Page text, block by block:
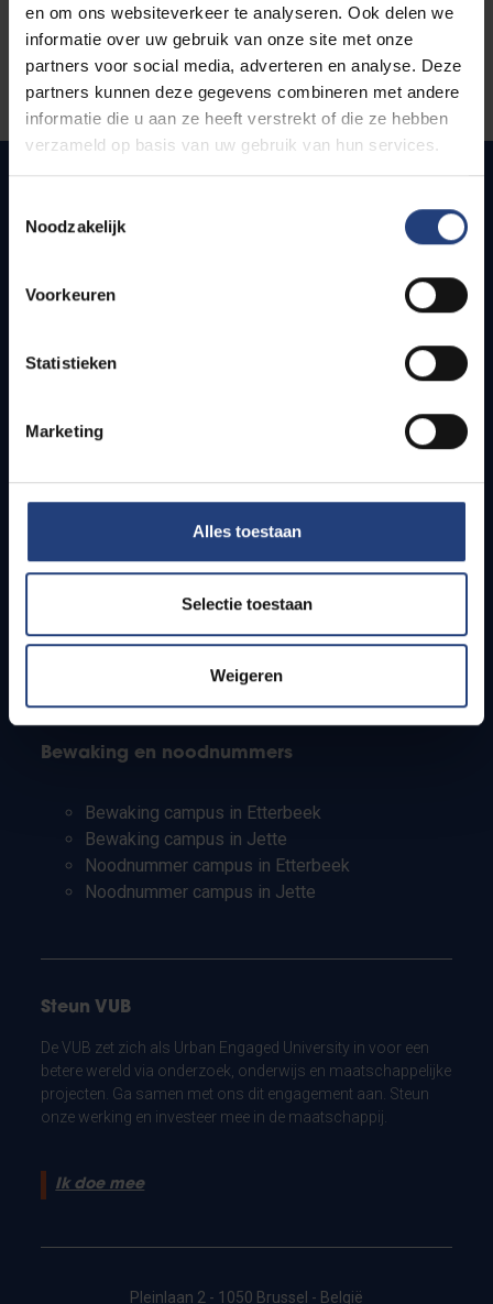
en om ons websiteverkeer te analyseren. Ook delen we
informatie over uw gebruik van onze site met onze
partners voor social media, adverteren en analyse. Deze
partners kunnen deze gegevens combineren met andere
informatie die u aan ze heeft verstrekt of die ze hebben
verzameld op basis van uw gebruik van hun services.
Noodzakelijk
Voorkeuren
Statistieken
Marketing
Alles toestaan
Selectie toestaan
Weigeren
Snel naar
Bereikbaarheid
Studenten
PhD-studenten
Leerkrachten en secundaire scholen
Bewaking en noodnummers
Bewaking campus in Etterbeek
Bewaking campus in Jette
Noodnummer campus in Etterbeek
Noodnummer campus in Jette
Steun VUB
De VUB zet zich als Urban Engaged University in voor een
betere wereld via onderzoek, onderwijs en maatschappelijke
projecten. Ga samen met ons dit engagement aan. Steun
onze werking en investeer mee in de maatschappij.
Ik doe mee
Pleinlaan 2 - 1050 Brussel - België